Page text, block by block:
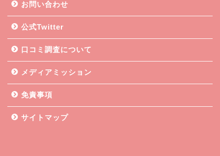
お問い合わせ
公式Twitter
口コミ調査について
メディアミッション
免責事項
サイトマップ